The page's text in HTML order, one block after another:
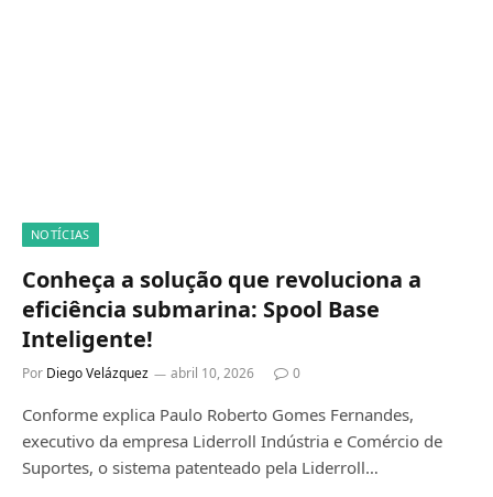
NOTÍCIAS
Conheça a solução que revoluciona a
eficiência submarina: Spool Base
Inteligente!
Por Diego Velázquez abril 10, 2026 0
Conforme explica Paulo Roberto Gomes Fernandes,
executivo da empresa Liderroll Indústria e Comércio de
Suportes, o sistema patenteado pela Liderroll…